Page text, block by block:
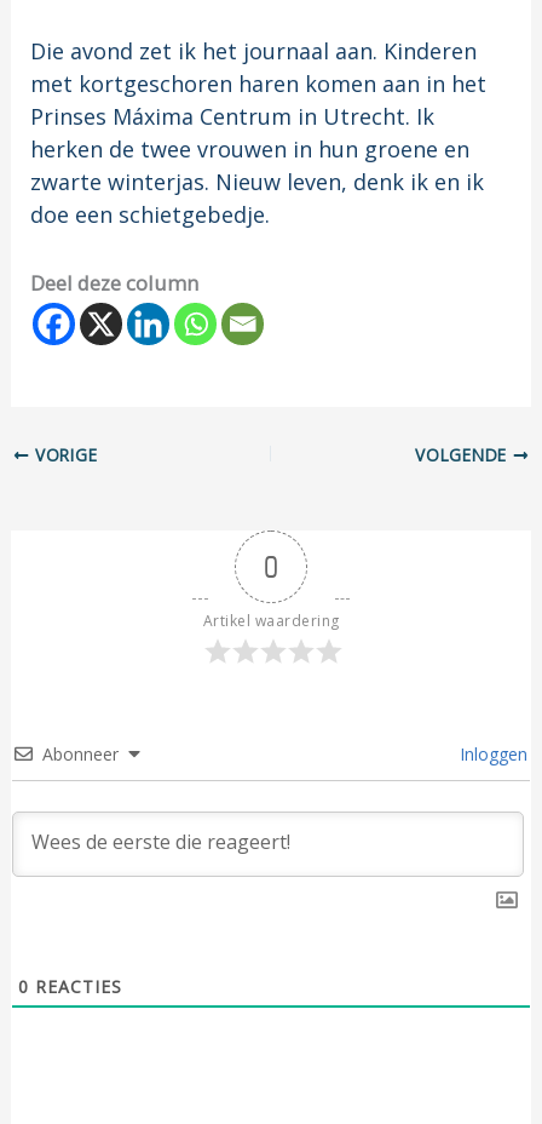
Die avond zet ik het journaal aan. Kinderen
met kortgeschoren haren komen aan in het
Prinses Máxima Centrum in Utrecht. Ik
herken de twee vrouwen in hun groene en
zwarte winterjas. Nieuw leven, denk ik en ik
doe een schietgebedje.
Deel deze column
VORIGE VOLGENDE
0
Artikel waardering
Abonneer Inloggen
0 REACTIES